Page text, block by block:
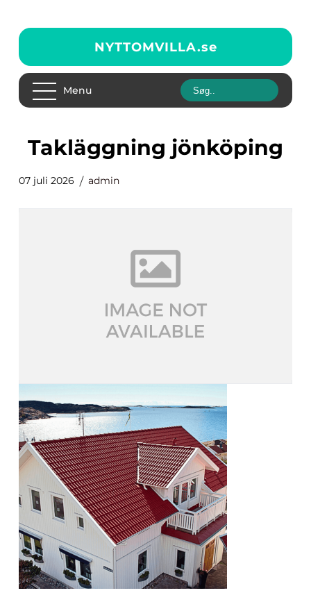
NYTTOMVILLA.se
Menu
takläggning jönköping
07 juli 2026 admin